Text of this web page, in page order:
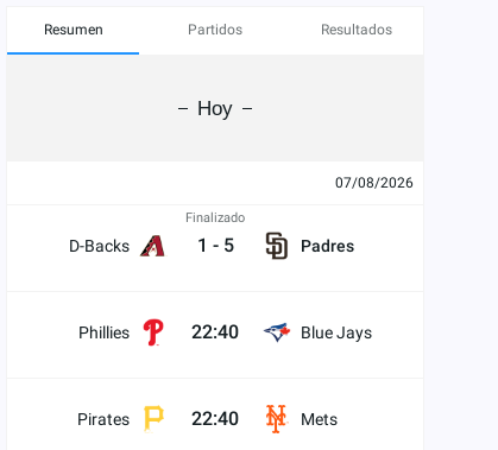
Resumen Partidos Resultados
Hoy
07/08/2026
D-Backs
Finalizado
1 - 5 Padres
Phillies 22:40 Blue Jays
Pirates 22:40 Mets